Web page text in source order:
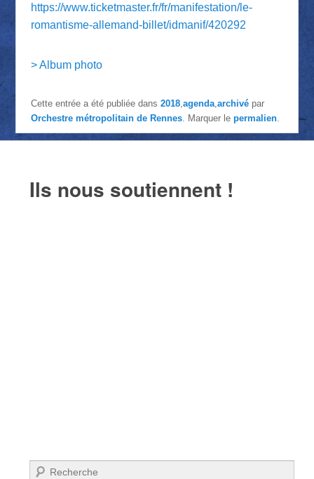
https://www.ticketmaster.fr/fr/manifestation/le-
romantisme-allemand-billet/idmanif/420292
> Album photo
Cette entrée a été publiée dans 2018, agenda, archivépar
Orchestre métropolitain de Rennes. Marquer le permalien.
Ils nous soutiennent !
Recherche